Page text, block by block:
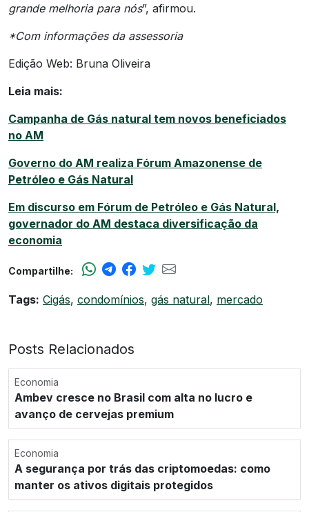
grande melhoria para nós”, afirmou.
*Com informações da assessoria
Edição Web: Bruna Oliveira
Leia mais:
Campanha de Gás natural tem novos beneficiados
no AM
Governo do AM realiza Fórum Amazonense de
Petróleo e Gás Natural
Em discurso em Fórum de Petróleo e Gás Natural,
governador do AM destaca diversificação da
economia
Compartilhe:
Tags: Cigás, condomínios, gás natural, mercado
Posts Relacionados
Economia
Ambev cresce no Brasil com alta no lucro e
avanço de cervejas premium
Economia
A segurança por trás das criptomoedas: como
manter os ativos digitais protegidos